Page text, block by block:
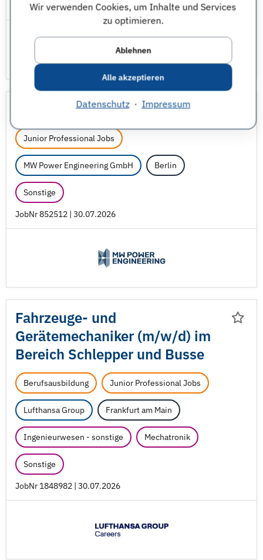
Wir verwenden Cookies, um Inhalte und Services
zu optimieren.
Ablehnen
Alle akzeptieren
Datenschutz· Impressum
JobNr 1339786 | 30.07.2026
Teamassistent (m/w/d)
Junior Professional Jobs
MW Power Engineering GmbH Berlin
Sonstige
JobNr 852512 | 30.07.2026
Fahrzeuge- und
Gerätemechaniker (m/w/d) im
Bereich Schlepper und Busse
Berufsausbildung Junior Professional Jobs
Lufthansa Group Frankfurt am Main
Ingenieurwesen - sonstige Mechatronik
Sonstige
JobNr 1848982 | 30.07.2026